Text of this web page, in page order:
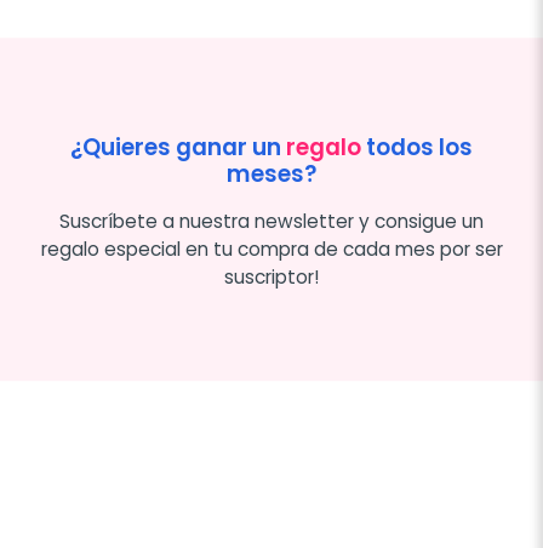
¿Quieres ganar un regalotodos los
meses?
Suscríbete a nuestra newsletter y consigue un
regalo especial en tu compra de cada mes por ser
suscriptor!